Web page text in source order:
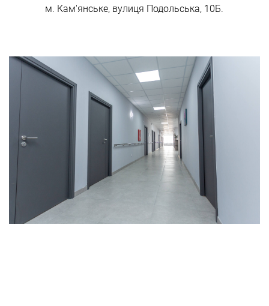
м. Кам'янське, вулиця Подольська, 10Б.